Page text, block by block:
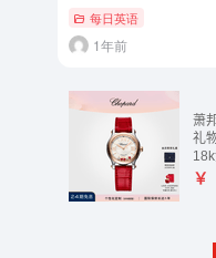
每日英语
1年前